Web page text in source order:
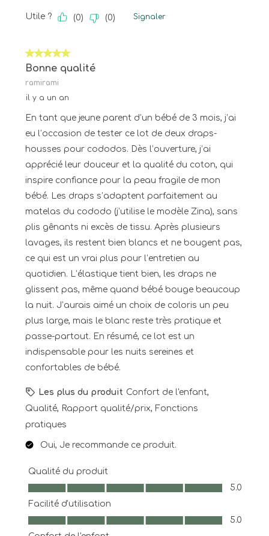
Utile ? (0) (0) Signaler
5 sur 5 étoiles.
Bonne qualité
ramirami
il y a un an
En tant que jeune parent d’un bébé de 3 mois, j’ai
eu l’occasion de tester ce lot de deux draps-
housses pour cododos. Dès l’ouverture, j’ai
apprécié leur douceur et la qualité du coton, qui
inspire confiance pour la peau fragile de mon
bébé. Les draps s’adaptent parfaitement au
matelas du cododo (j’utilise le modèle Zina), sans
plis gênants ni excès de tissu. Après plusieurs
lavages, ils restent bien blancs et ne bougent pas,
ce qui est un vrai plus pour l’entretien au
quotidien. L’élastique tient bien, les draps ne
glissent pas, même quand bébé bouge beaucoup
la nuit. J’aurais aimé un choix de coloris un peu
plus large, mais le blanc reste très pratique et
passe-partout. En résumé, ce lot est un
indispensable pour les nuits sereines et
confortables de bébé.
Les plus du produit Confort de l'enfant,
Qualité, Rapport qualité/prix, Fonctions
pratiques
Oui, Je recommande ce produit.
Qualité du produit
Qualité du produit, 5.0 sur 5
5.0
Facilité d'utilisation
Facilité d'utilisation, 5.0 sur 5
5.0